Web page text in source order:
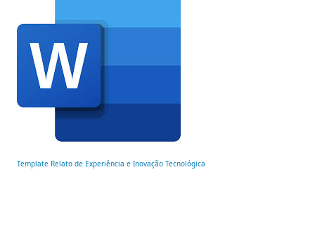
Template Relato de Experiência e Inovação Tecnológica